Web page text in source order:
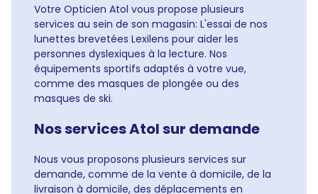
Votre Opticien Atol vous propose plusieurs
services au sein de son magasin: L'essai de nos
lunettes brevetées Lexilens pour aider les
personnes dyslexiques à la lecture. Nos
équipements sportifs adaptés à votre vue,
comme des masques de plongée ou des
masques de ski.
Nos services Atol sur demande
Nous vous proposons plusieurs services sur
demande, comme de la vente à domicile, de la
livraison à domicile, des déplacements en